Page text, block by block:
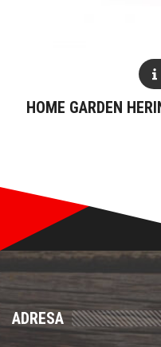
HOME GARDEN
ADRESA